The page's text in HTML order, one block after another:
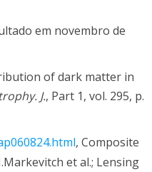
em novembro de
of dark matter in
J., Part 1, vol. 295, p.
, Composite
et al.; Lensing